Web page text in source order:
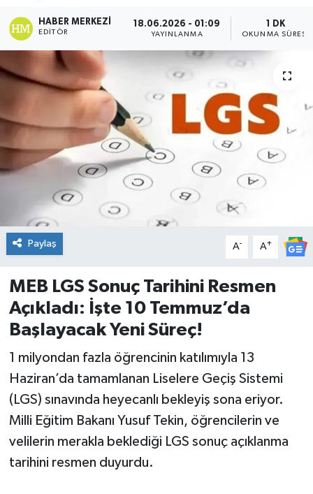
HABER MERKEZI
EDITÖR
18.06.2026 - 01:09
YAYINLANMA
1 DK
OKUNMA SÜRESI
Paylaş A- A+
MEB LGS Sonuç Tarihini Resmen
Açıkladı: İşte 10 Temmuz’da
Başlayacak Yeni Süreç!
1 milyondan fazla öğrencinin katılımıyla 13
Haziran’da tamamlanan Liselere Geçiş Sistemi
(LGS) sınavında heyecanlı bekleyiş sona eriyor.
Milli Eğitim Bakanı Yusuf Tekin, öğrencilerin ve
velilerin merakla beklediği LGS sonuç açıklanma
tarihini resmen duyurdu.
Dursunbey
Edremit
EĞİTİM
EKONOMİ
Gömeç
Gönen
Havran
İvrindi
KENT GÜNDEMİ
Kepsut
KÜLTÜR-SANAT